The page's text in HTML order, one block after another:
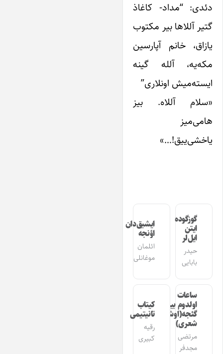
دئدی: “مداد- کاغاذ
گتیر آللاها بیر مکتوب
یازاق، خانم آپارسین
مکه‌یه، آلله گینه
ایسته‌میش اونلاری”
«سلام آللاه. بیز
هامی‌میز
یاخشی‌ییق!…»
گوزگوده
ایتن
ایل‌لر
حیدر
بابایی
ایشیق‌دان
اؤنجه
ائلمان
موغانلی
ساعات
اولدوم بیر
گئجه(اوشاق
شعری)
مرتضی
مجدفر
کیتاب
تانیتیمی
رقیه
کبیری